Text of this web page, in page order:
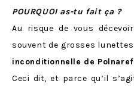
POURQUOI as-tu fait ça ?
Au risque de vous
souvent de grosses
inconditionnelle de
Ceci dit, et parce qu’il